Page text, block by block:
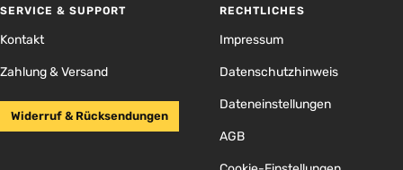
4
SERVICE & SUPPORT
Kontakt
Zahlung & Versand
Widerruf & Rücksendungen
RECHTLICHES
Impressum
Datenschutzhinweis
Dateneinstellungen
AGB